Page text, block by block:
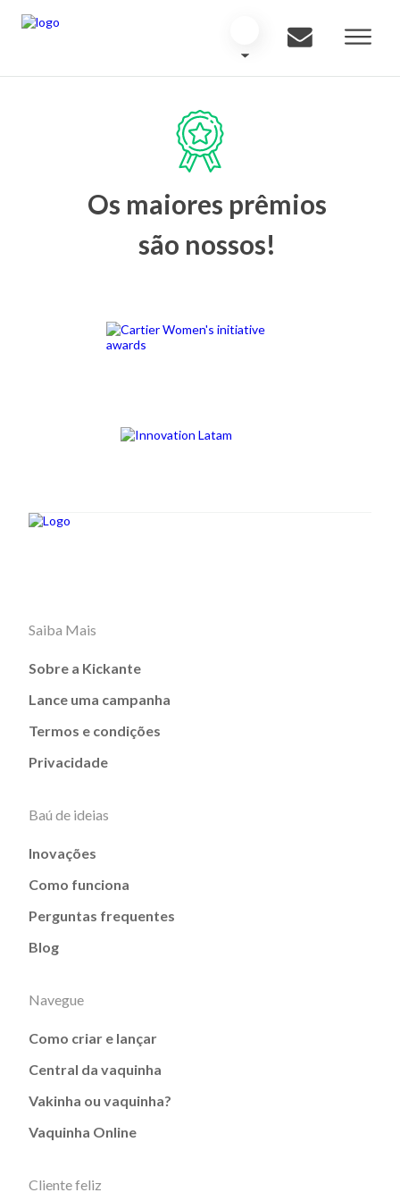
Os maiores prêmios
são nossos!
Saiba Mais
Sobre a Kickante
Lance uma campanha
Termos e condições
Privacidade
Baú de ideias
Inovações
Como funciona
Perguntas frequentes
Blog
Navegue
Como criar e lançar
Central da vaquinha
Vakinha ou vaquinha?
Vaquinha Online
Cliente feliz